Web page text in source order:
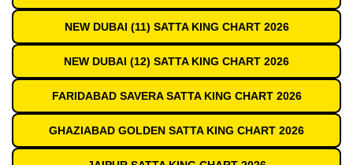
NEW DUBAI (11) SATTA KING CHART 2026
NEW DUBAI (12) SATTA KING CHART 2026
FARIDABAD SAVERA SATTA KING CHART 2026
GHAZIABAD GOLDEN SATTA KING CHART 2026